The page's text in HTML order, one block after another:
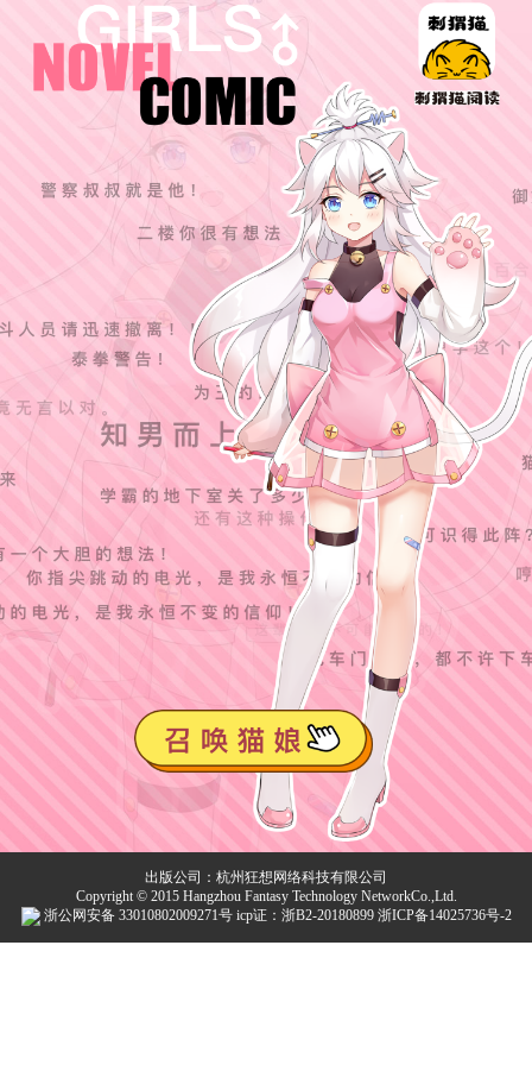
出版公司：杭州狂想网络科技有限公司
Copyright © 2015 Hangzhou Fantasy Technology NetworkCo.,Ltd.
浙公网安备 33010802009271号 icp证：浙B2-20180899 浙ICP备14025736号-2